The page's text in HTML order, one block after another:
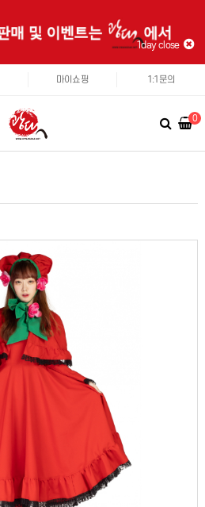
1day close
마이쇼핑 1:1문의
0